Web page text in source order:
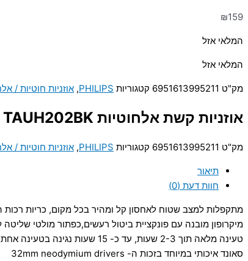
₪159
המלאי אזל
המלאי אזל
מק"ט 6951613995211 קטגוריות PHILIPS
, אוזניות חוטיות /
אוזניות קשת אלחוטיות Philips TAUH202BK – שחור
מק"ט 6951613995211 קטגוריות PHILIPS
, אוזניות חוטיות /
תיאור
חוות דעת (0)
מתקפלות למצב שטוח לאחסון קל ומהיר בכל מקום, כריות רכות
מיקרופון מובנה עם פונקציית ביטול רעשים,כפתור מולטי שליטה
טעינה מלאה תוך 2-3 שעות, עד כ- 15 שעות נגינה בטעינה אחת.
סאונד איכותי במיוחד בזכות ה- 32mm neodymium drivers